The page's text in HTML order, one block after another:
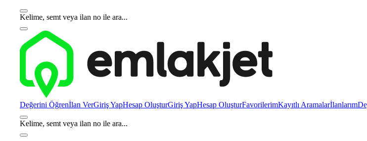
Kelime, semt veya ilan no ile ara...
Değerini Öğrenİlan VerGiriş YapHesap OluşturGiriş YapHesap OluşturFavorilerimKayıtlı Aramalarİlanlarım
Kelime, semt veya ilan no ile ara...